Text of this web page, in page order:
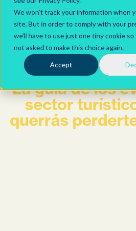
We won't track your information when
site. But in order to comply with your
we'll have to use just one tiny cookie
not asked to make this choice again.
Accept
La guía de los
sector
querrás